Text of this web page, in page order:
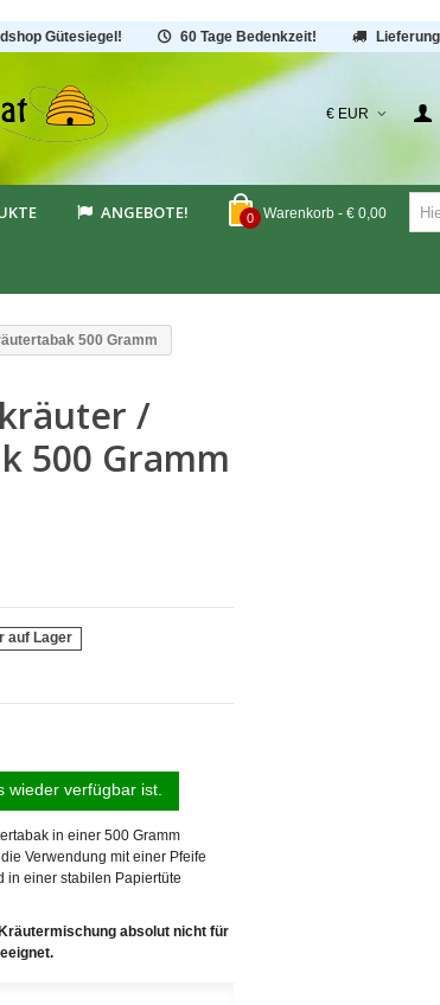
Gütesiegel!
60 Tage Bedenkzeit!
€ EUR
0 Warenkorb - € 0,00
ANGEBOTE!
500 Gramm
/
500 Gramm
auf Lager
wieder verfügbar ist.
in einer 500 Gramm
Verwendung mit einer Pfeife
in einer stabilen Papiertüte
absolut nicht für